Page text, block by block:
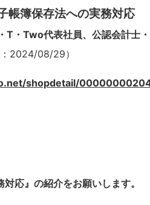
帳簿保存法への実務対応
T・Two代表社員、公認会計士・
2024/08/29）
shopdetail/
応』の紹介をお願いします。